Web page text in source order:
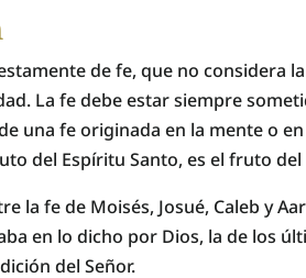
de fe, que no considera
La fe debe estar siempre
una fe originada en la mente o
del Espíritu Santo, es el fruto
la fe de Moisés, Josué, Caleb y
en lo dicho por Dios, la de los
del Señor.